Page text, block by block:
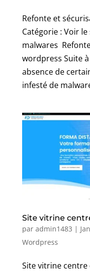
Refonte et
Catégorie : Voir
malwares
wordpress Suite
absence de
infesté de
Site vitrine
par admin1483 |
Wordpress
Site vitrine